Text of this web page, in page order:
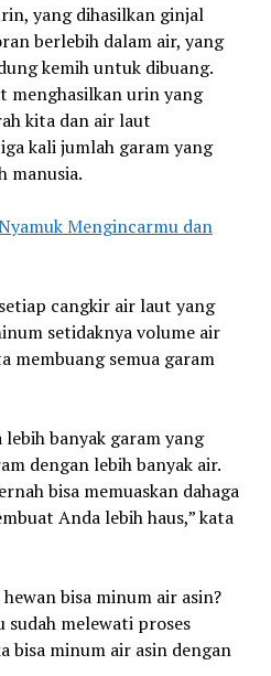
yang dihasilkan ginjal
berlebih dalam air, yang
kemih untuk dibuang.
menghasilkan urin yang
kita dan air laut
kali jumlah garam yang
manusia.
Mengincarmu dan
cangkir air laut yang
setidaknya volume air
membuang semua garam
banyak garam yang
dengan lebih banyak air.
bisa memuaskan dahaga
Anda lebih haus,” kata
bisa minum air asin?
melewati proses
bisa minum air asin dengan